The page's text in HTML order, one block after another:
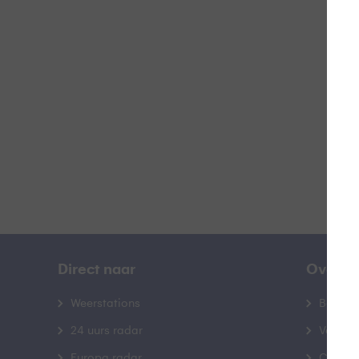
Direct naar
Weerstations
24 uurs radar
Over